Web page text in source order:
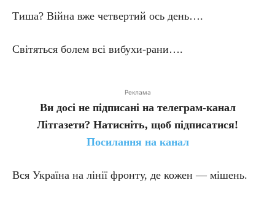
Тиша? Війна вже четвертий ось день….
Світяться болем всі вибухи-рани….
Реклама
Ви досі не підписані на телеграм-канал
Літгазети? Натисніть, щоб підписатися!
Посилання на канал
Вся Україна на лінії фронту, де кожен — мішень.